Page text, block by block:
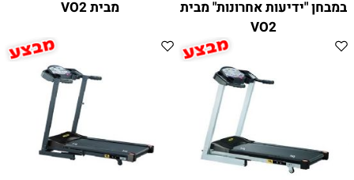
במבחן "ידיעות אחרונות" מבית
VO2
מבית VO2